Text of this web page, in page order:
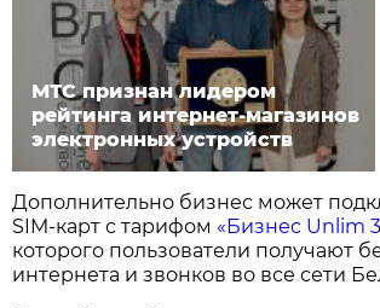
МТС признан лидером
рейтинга интернет-магазинов
электронных устройств
Дополнительно бизнес может
SIM-карт с тарифом «Бизнес Unlim
которого пользователи получают
интернета и звонков во все сети